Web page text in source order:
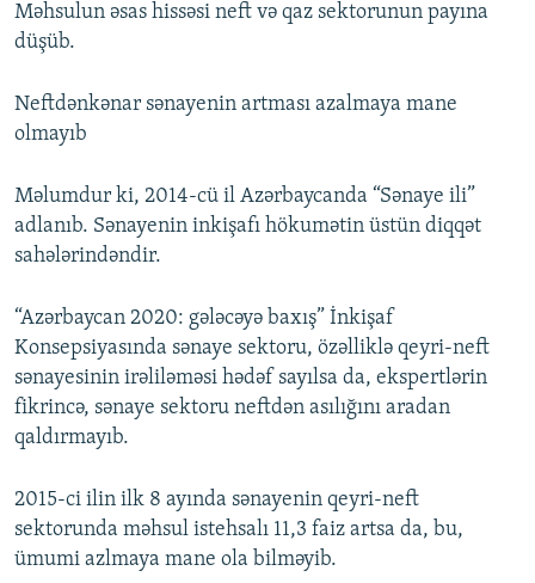
Məhsulun əsas hissəsi neft və qaz sektorunun payına
düşüb.
Neftdənkənar sənayenin artması azalmaya mane
olmayıb
Məlumdur ki, 2014-cü il Azərbaycanda “Sənaye ili”
adlanıb. Sənayenin inkişafı hökumətin üstün diqqət
sahələrindəndir.
“Azərbaycan 2020: gələcəyə baxış” İnkişaf
Konsepsiyasında sənaye sektoru, özəlliklə qeyri-neft
sənayesinin irəliləməsi hədəf sayılsa da, ekspertlərin
fikrincə, sənaye sektoru neftdən asılığını aradan
qaldırmayıb.
2015-ci ilin ilk 8 ayında sənayenin qeyri-neft
sektorunda məhsul istehsalı 11,3 faiz artsa da, bu,
ümumi azlmaya mane ola bilməyib.